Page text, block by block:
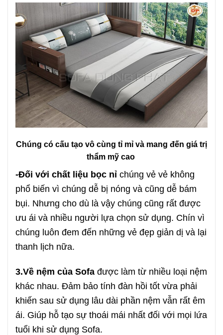
Chúng có cấu tạo vô cùng tỉ mỉ và mang đến giá trị
thẩm mỹ cao
-Đối với chất liệu bọc nỉ chúng vẻ vẻ không
phổ biến vì chúng dễ bị nóng và cũng dễ bám
bụi. Nhưng cho dù là vậy chúng cũng rất được
ưu ái và nhiều người lựa chọn sử dụng. Chín vì
chúng luôn đem đến những vẻ đẹp giản dị và lại
thanh lịch nữa.
3.Về nệm của Sofa được làm từ nhiều loại nệm
khác nhau. Đảm bảo tính đàn hồi tốt vừa phải
khiến sau sử dụng lâu dài phần nệm vẫn rất êm
ái. Giúp hỗ tạo sự thoái mái nhất đối với mọi lứa
tuổi khi sử dụng Sofa.